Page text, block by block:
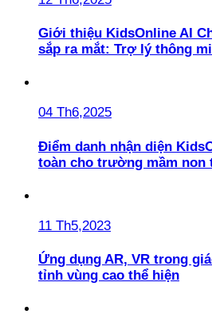
Giới thiệu KidsOnline AI
sắp ra mắt: Trợ lý thông
04 Th6,2025
Điểm danh nhận diện
toàn cho trường mầm non
11 Th5,2023
Ứng dụng AR, VR trong
tỉnh vùng cao thể hiện